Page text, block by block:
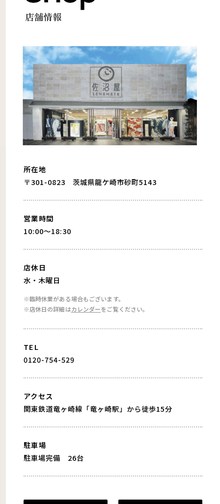
所在地
〒301-0823 茨城県龍ケ崎市砂町5143
営業時間
10:00〜18:30
店休日
水・木曜日
※臨時休業がある場合もございます。
※店休日の詳細はカレンダーをご覧ください。
TEL
0120-754-529
アクセス
関東鉄道竜ヶ崎線「竜ヶ崎駅」から徒歩15分
駐車場
駐車場完備 26台